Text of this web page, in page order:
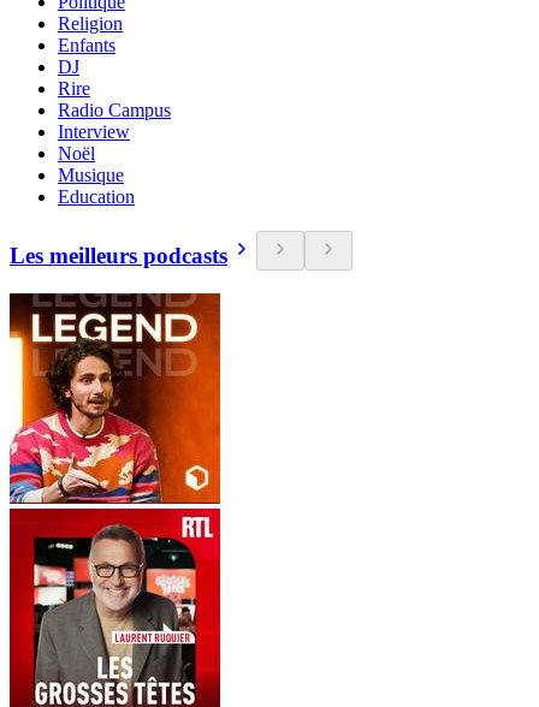
Religion
Enfants
DJ
Rire
Radio Campus
Interview
Noël
Musique
Education
Les meilleurs podcasts